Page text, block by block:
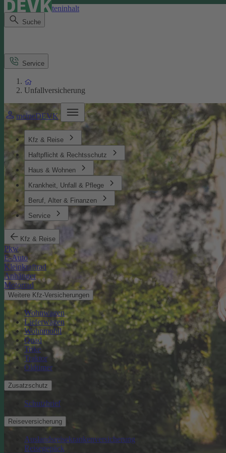
Direkt zum Seiteninhalt
Suche
meineDEVK
Kfz & Reise
Haftpflicht & Rechtsschutz
Haus & Wohnen
Krankheit, Unfall & Pflege
Beruf, Alter & Finanzen
Service
Kfz & Reise
Pkw
E-Auto
Kleinkraftrad
Anhänger
Motorrad
Weitere Kfz-Versicherungen
Wohnwagen
Lieferwagen
Wohnmobil
Quad
Trike
Traktor
Oldtimer
Zusatzschutz
Schutzbrief
Reiseversicherung
Auslandsreisekrankenversicherung
Reisegepäck
Service
Unfallversicherung